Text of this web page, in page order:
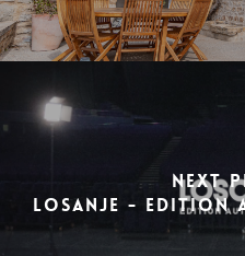
Next
LOSANJE - Edition